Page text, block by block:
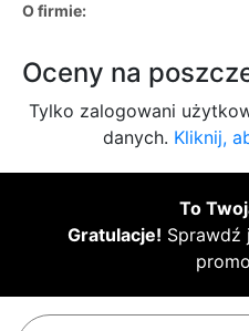
O firmie:
Oceny na
Tylko zalogowani
danych. Kliknij,
To
Gratulacje! Sprawdź